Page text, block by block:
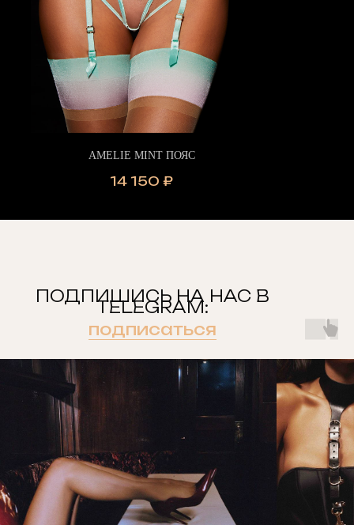
AMELIE MINT ПОЯС
14 150 ₽
ПОДПИШИСЬ НА НАС В
TELEGRAM:
подписаться